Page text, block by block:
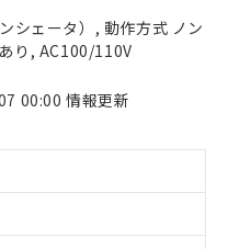
シェータ）, 動作方式 ノン
り, AC100/110V
00:00 情報更新